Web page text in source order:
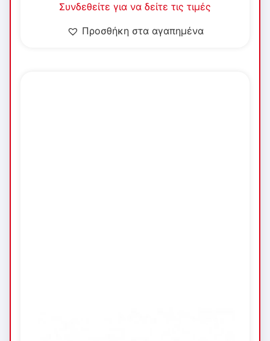
Συνδεθείτε για να δείτε τις τιμές
Προσθήκη στα αγαπημένα